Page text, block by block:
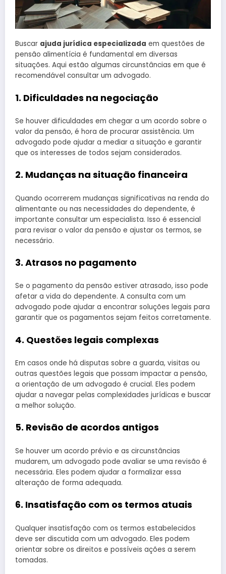
Buscar ajuda jurídica especializada em questões de
pensão alimentícia é fundamental em diversas
situações. Aqui estão algumas circunstâncias em que é
recomendável consultar um advogado.
1. Dificuldades na negociação
Se houver dificuldades em chegar a um acordo sobre o
valor da pensão, é hora de procurar assistência. Um
advogado pode ajudar a mediar a situação e garantir
que os interesses de todos sejam considerados.
2. Mudanças na situação financeira
Quando ocorrerem mudanças significativas na renda do
alimentante ou nas necessidades do dependente, é
importante consultar um especialista. Isso é essencial
para revisar o valor da pensão e ajustar os termos, se
necessário.
3. Atrasos no pagamento
Se o pagamento da pensão estiver atrasado, isso pode
afetar a vida do dependente. A consulta com um
advogado pode ajudar a encontrar soluções legais para
garantir que os pagamentos sejam feitos corretamente.
4. Questões legais complexas
Em casos onde há disputas sobre a guarda, visitas ou
outras questões legais que possam impactar a pensão,
a orientação de um advogado é crucial. Eles podem
ajudar a navegar pelas complexidades jurídicas e buscar
a melhor solução.
5. Revisão de acordos antigos
Se houver um acordo prévio e as circunstâncias
mudarem, um advogado pode avaliar se uma revisão é
necessária. Eles podem ajudar a formalizar essa
alteração de forma adequada.
6. Insatisfação com os termos atuais
Qualquer insatisfação com os termos estabelecidos
deve ser discutida com um advogado. Eles podem
orientar sobre os direitos e possíveis ações a serem
tomadas.